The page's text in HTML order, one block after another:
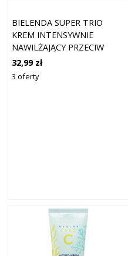
BIELENDA SUPER TRIO
KREM INTENSYWNIE
NAWILŻAJĄCY PRZECIW
ZMARSZCZKOM 40+ 50 ML
32,99 zł
3 oferty